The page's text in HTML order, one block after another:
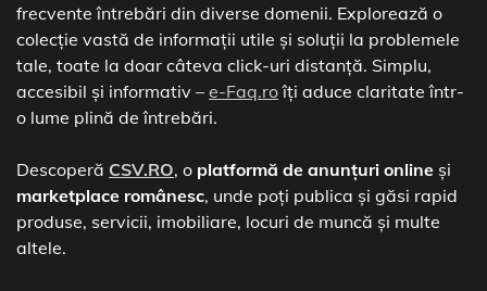
frecvente întrebări din diverse domenii. Explorează o
colecție vastă de informații utile și soluții la problemele
tale, toate la doar câteva click-uri distanță. Simplu,
accesibil și informativ – e-Faq.roîți aduce claritate într-
o lume plină de întrebări.
Descoperă CSV.RO, o platformă de anunțuri online și
marketplace românesc, unde poți publica și găsi rapid
produse, servicii, imobiliare, locuri de muncă și multe
altele.